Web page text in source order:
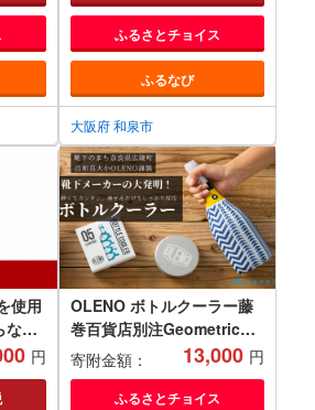
ふるさとチョイス
ふるなび
大阪府 和泉市
使用
ない
… 円
OLENO ボトルクーラー藤
巻百貨店別注Geometric
Pattern ブルー /// ボトルク
ーラー ワイン カバー 保冷
日本製 奈良県 広陵町
寄附金額： 13,000 円
ふるさとチョイス